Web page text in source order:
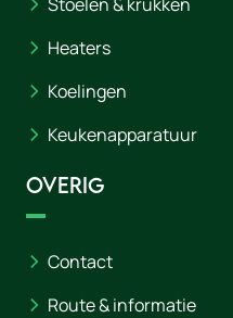
Heaters
Koelingen
Keukenapparatuur
Overig
Contact
Route & informatie